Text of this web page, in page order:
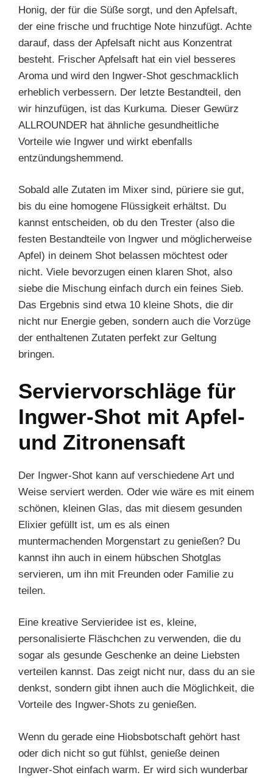
Honig, der für die Süße sorgt, und den Apfelsaft,
der eine frische und fruchtige Note hinzufügt. Achte
darauf, dass der Apfelsaft nicht aus Konzentrat
besteht. Frischer Apfelsaft hat ein viel besseres
Aroma und wird den Ingwer-Shot geschmacklich
erheblich verbessern. Der letzte Bestandteil, den
wir hinzufügen, ist das Kurkuma. Dieser Gewürz
ALLROUNDER hat ähnliche gesundheitliche
Vorteile wie Ingwer und wirkt ebenfalls
entzündungshemmend.
Sobald alle Zutaten im Mixer sind, püriere sie gut,
bis du eine homogene Flüssigkeit erhältst. Du
kannst entscheiden, ob du den Trester (also die
festen Bestandteile von Ingwer und möglicherweise
Apfel) in deinem Shot belassen möchtest oder
nicht. Viele bevorzugen einen klaren Shot, also
siebe die Mischung einfach durch ein feines Sieb.
Das Ergebnis sind etwa 10 kleine Shots, die dir
nicht nur Energie geben, sondern auch die Vorzüge
der enthaltenen Zutaten perfekt zur Geltung
bringen.
Serviervorschläge für
Ingwer-Shot mit Apfel-
und Zitronensaft
Der Ingwer-Shot kann auf verschiedene Art und
Weise serviert werden. Oder wie wäre es mit einem
schönen, kleinen Glas, das mit diesem gesunden
Elixier gefüllt ist, um es als einen
muntermachenden Morgenstart zu genießen? Du
kannst ihn auch in einem hübschen Shotglas
servieren, um ihn mit Freunden oder Familie zu
teilen.
Eine kreative Servieridee ist es, kleine,
personalisierte Fläschchen zu verwenden, die du
sogar als gesunde Geschenke an deine Liebsten
verteilen kannst. Das zeigt nicht nur, dass du an sie
denkst, sondern gibt ihnen auch die Möglichkeit, die
Vorteile des Ingwer-Shots zu genießen.
Wenn du gerade eine Hiobsbotschaft gehört hast
oder dich nicht so gut fühlst, genieße deinen
Ingwer-Shot einfach warm. Er wird sich wunderbar